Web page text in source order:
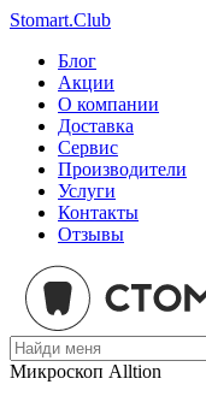
Stomart.Club
Блог
Акции
О компании
Доставка
Сервис
Производители
Услуги
Контакты
Отзывы
Микроскоп Alltion